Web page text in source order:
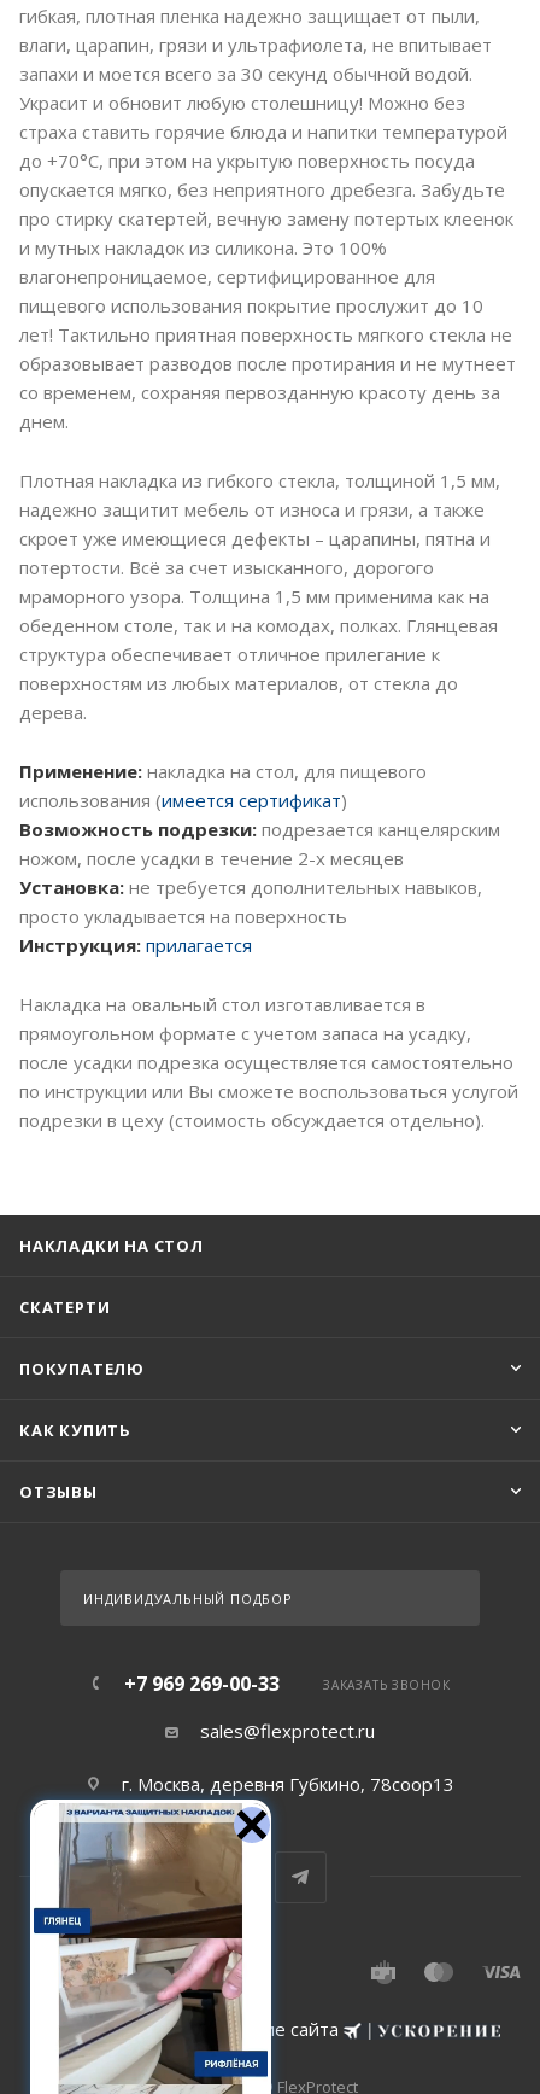
гибкая, плотная пленка надежно защищает от пыли,
влаги, царапин, грязи и ультрафиолета, не впитывает
запахи и моется всего за 30 секунд обычной водой.
Украсит и обновит любую столешницу! Можно без
страха ставить горячие блюда и напитки температурой
до +70°C, при этом на укрытую поверхность посуда
опускается мягко, без неприятного дребезга. Забудьте
про стирку скатертей, вечную замену потертых клеенок
и мутных накладок из силикона. Это 100%
влагонепроницаемое, сертифицированное для
пищевого использования покрытие прослужит до 10
лет! Тактильно приятная поверхность мягкого стекла не
образовывает разводов после протирания и не мутнеет
со временем, сохраняя первозданную красоту день за
днем.
Плотная накладка из гибкого стекла, толщиной 1,5 мм,
надежно защитит мебель от износа и грязи, а также
скроет уже имеющиеся дефекты – царапины, пятна и
потертости. Всё за счет изысканного, дорогого
мраморного узора. Толщина 1,5 мм применима как на
обеденном столе, так и на комодах, полках. Глянцевая
структура обеспечивает отличное прилегание к
поверхностям из любых материалов, от стекла до
дерева.
Применение: накладка на стол, для пищевого
использования (имеется сертификат)
Возможность подрезки: подрезается канцелярским
ножом, после усадки в течение 2-х месяцев
Установка: не требуется дополнительных навыков,
просто укладывается на поверхность
Инструкция: прилагается
Накладка на овальный стол изготавливается в
прямоугольном формате с учетом запаса на усадку,
после усадки подрезка осуществляется самостоятельно
по инструкции или Вы сможете воспользоваться услугой
подрезки в цеху (стоимость обсуждается отдельно).
НАКЛАДКИ НА СТОЛ
СКАТЕРТИ
ПОКУПАТЕЛЮ
КАК КУПИТЬ
ОТЗЫВЫ
ИНДИВИДУАЛЬНЫЙ ПОДБОР
+7 969 269-00-33 ЗАКАЗАТЬ ЗВОНОК
sales@flexprotect.ru
г. Москва, деревня Губкино, 78соор13
Создание и сопровождение сайта
2015-2026 © FlexProtect